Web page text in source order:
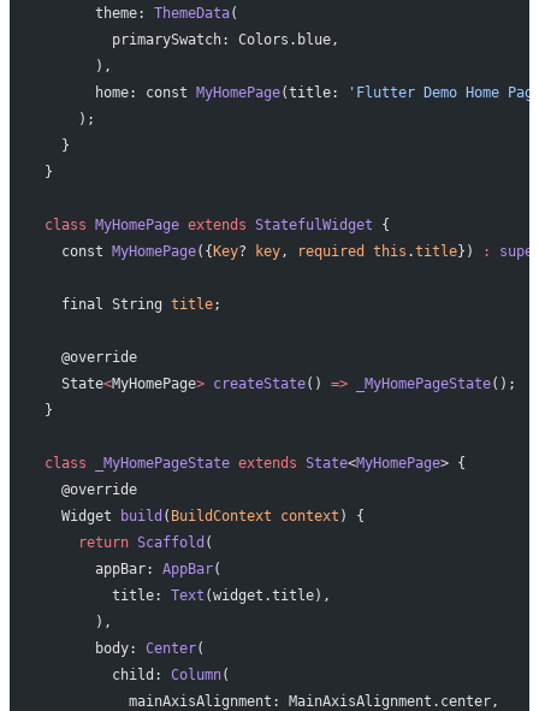
      theme:
ThemeData(
        primarySwatch: Colors.blue,
      ),
      home: const
MyHomePage(title:
'Flutter Demo Home
    );
  }
}
class MyHomePage extends StatefulWidget {
  const
MyHomePage({ Key? key, required this .title}) :
  final String
title;
  @override
  State
<MyHomePage> createState() => _MyHomePageState();
}
class _MyHomePageState extends State<MyHomePage> {
  @override
  Widget
build ( BuildContext context ) {
    return
Scaffold (
      appBar:
AppBar(
        title:
Text (widget.title),
      ),
      body:
Center(
        child:
Column(
          mainAxisAlignment: MainAxisAlignment.center,